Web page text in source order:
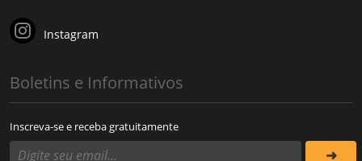
Instagram
Boletins e Informativos
Inscreva-se e receba gratuitamente